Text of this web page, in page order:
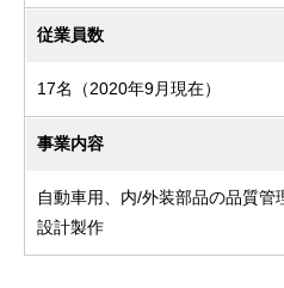
従業員数
17名（2020年9月現在）
事業内容
自動車用、内/外装部品の品質
設計製作